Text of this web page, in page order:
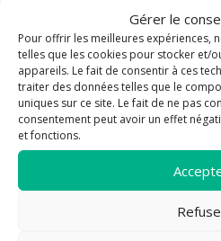
Gérer le
Pour offrir les meilleures expériences,
telles que les cookies pour stocker et/
appareils. Le fait de consentir à ces
traiter des données telles que le
uniques sur ce site. Le fait de ne pas
consentement peut avoir un effet
et fonctions.
La paroisse
de France au
Notre paroisse fait partie du
diocèse de Fréjus-Toulon. Elle est